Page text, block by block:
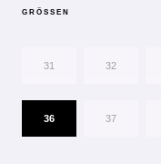
GRÖSSEN
31 32
36 37